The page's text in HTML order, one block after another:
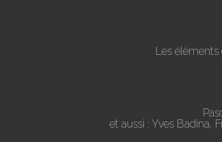
Les éléments
et aussi : Yves Badina,